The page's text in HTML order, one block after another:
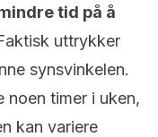
tid på å
uttrykker
synsvinkelen.
noen timer i uken,
kan variere